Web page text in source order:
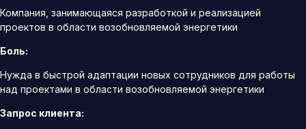
Компания, занимающаяся разработкой и реализацией
проектов в области возобновляемой энергетики
Боль:
Нужда в быстрой адаптации новых сотрудников для работы
над проектами в области возобновляемой энергетики
Запрос клиента: